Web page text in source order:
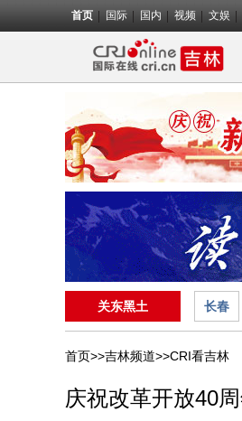
首页 国际 国内 视频 文娱
关东黑土 长春
首页>>吉林频道>>CRI看吉林
庆祝改革开放40